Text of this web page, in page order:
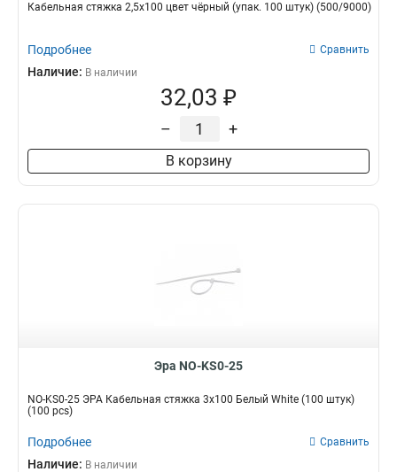
Кабельная стяжка 2,5х100 цвет чёрный (упак. 100 штук) (500/9000)
Подробнее Сравнить
Наличие: В наличии
32,03 ₽
– +
В корзину
Эра NO-KS0-25
NO-KS0-25 ЭРА Кабельная стяжка 3х100 Белый White (100 штук)
(100 pcs)
Подробнее Сравнить
Наличие: В наличии